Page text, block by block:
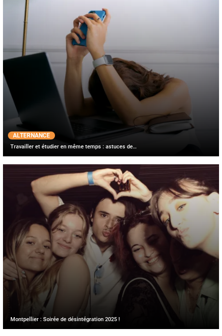
ALTERNANCE
Travailler et étudier en même temps : astuces de…
Montpellier : Soirée de désintégration 2025 !